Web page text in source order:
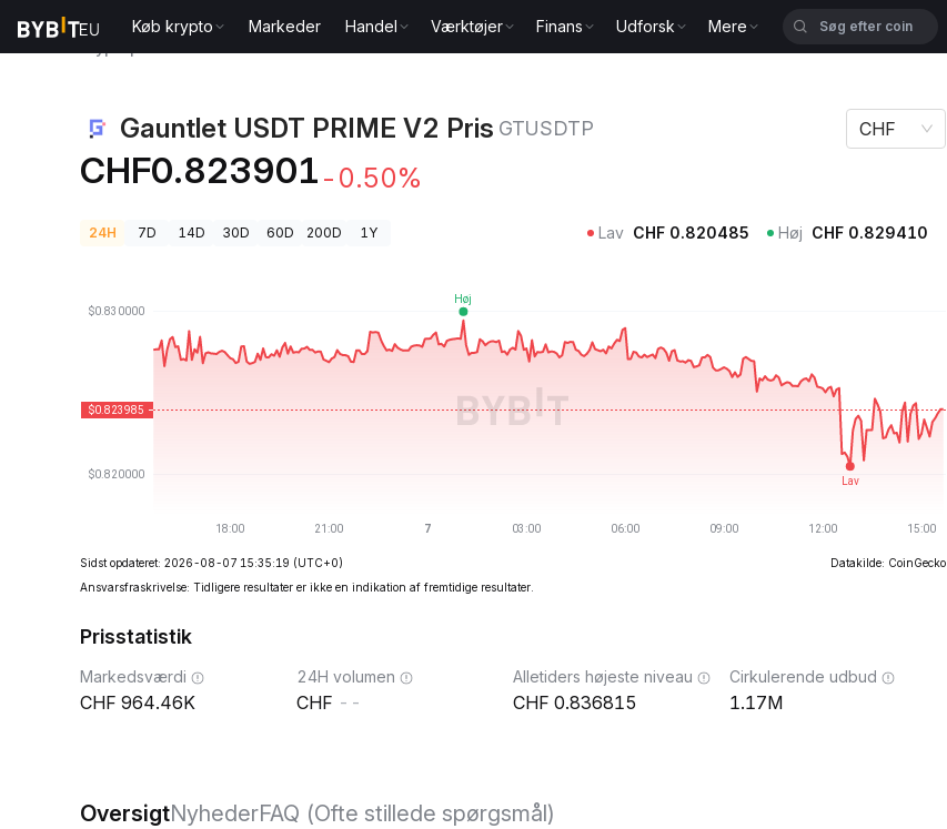
Køb krypto Markeder Handel Værktøjer Finans Udforsk Mere
Gauntlet USDT PRIME V2 Pris GTUSDTP
CHF0.823901 -0.50%
CHF
24H 7D 14D 30D 60D 200D 1Y Lav CHF 0.820485 Høj CHF 0.829410
Sidst opdateret: 2026-08-07 15:35:19 (UTC+0)
Datakilde: CoinGecko
Ansvarsfraskrivelse: Tidligere resultater er ikke en indikation af fremtidige resultater.
Prisstatistik
Markedsværdi
964.46K
24H volumen
--
Alletiders højeste niveau
0.836815
Cirkulerende udbud
1.17M
OversigtNyhederFAQ (Ofte stillede spørgsmål)